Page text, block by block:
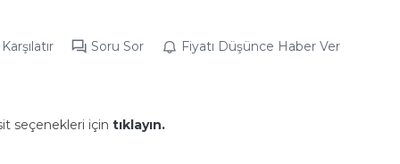
Karşılatır Soru Sor Fiyatı Düşünce Haber Ver
seçenekleri için tıklayın.